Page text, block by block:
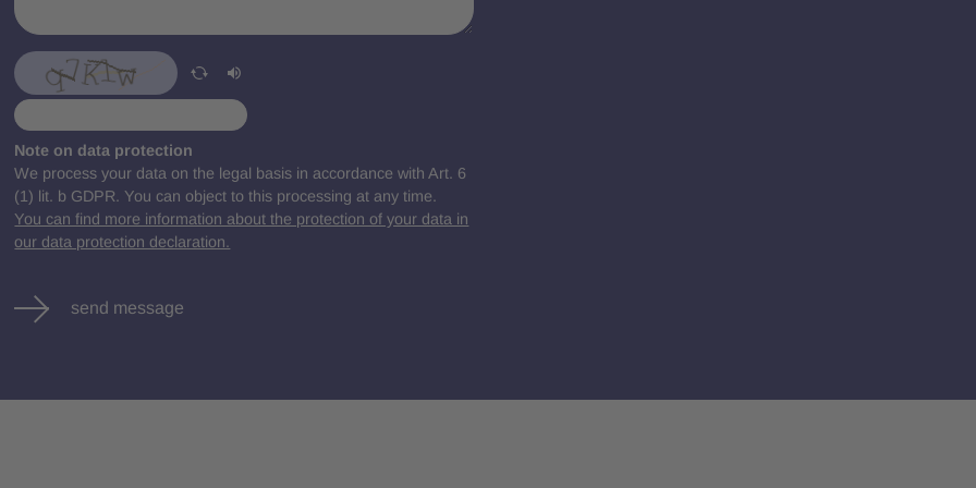
Note on data protection
We process your data on the legal basis in accordance with Art. 6
(1) lit. b GDPR. You can object to this processing at any time.
You can find more information about the protection of your data in
our data protection declaration.
send message